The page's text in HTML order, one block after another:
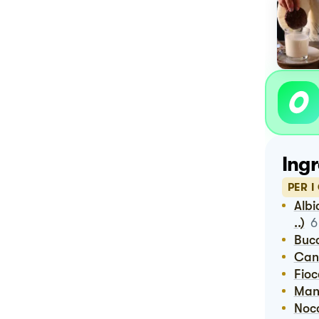
PER I
Albicocche secche (senza solfiti eh ..) albicocche secche (senza solfiti eh
..) 6